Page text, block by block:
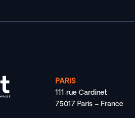
PARIS
111 rue Cardinet
75017 Paris – France